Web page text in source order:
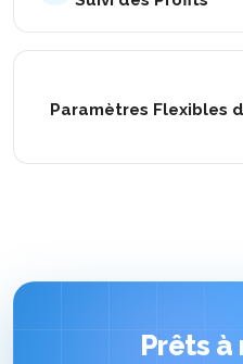
Paramètres Flexibles
Prêts à